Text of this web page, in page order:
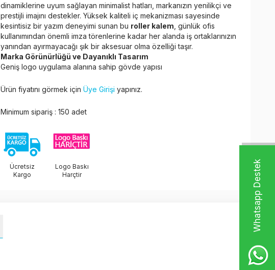
W
h
t
s
a
p
p
D
e
s
t
e
k
H
a
t
t
dinamiklerine uyum sağlayan minimalist hatları, markanızın yenilikçi ve
prestijli imajını destekler. Yüksek kaliteli iç mekanizması sayesinde
kesintisiz bir yazım deneyimi sunan bu roller kalem , günlük ofis
kullanımından önemli imza törenlerine kadar her alanda iş ortaklarınızın
yanından ayırmayacağı şık bir aksesuar olma özelliği taşır.
Marka Görünürlüğü ve Dayanıklı Tasarım
Geniş logo uygulama alanına sahip gövde yapısı
Ürün fiyatını görmek için Üye Girişi yapınız.
Minimum sipariş : 150 adet
Ücretsiz
Kargo
Logo Baskı
Harçtir